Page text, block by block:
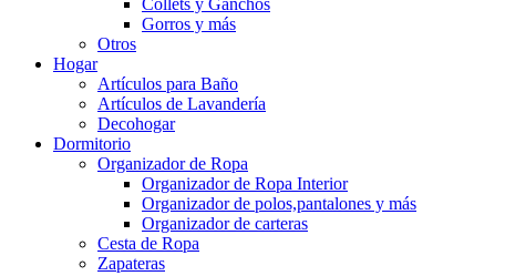
Collets y Ganchos
Gorros y más
Otros
Hogar
Artículos para Baño
Artículos de Lavandería
Decohogar
Dormitorio
Organizador de Ropa
Organizador de Ropa Interior
Organizador de polos,pantalones y más
Organizador de carteras
Cesta de Ropa
Zapateras